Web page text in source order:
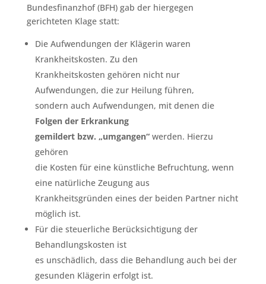
Bundesfinanzhof (BFH) gab der hiergegen
gerichteten Klage statt:
Die Aufwendungen der Klägerin waren
Krankheitskosten. Zu den
Krankheitskosten gehören nicht nur
Aufwendungen, die zur Heilung führen,
sondern auch Aufwendungen, mit denen die
Folgen der Erkrankung
gemildert bzw. „umgangen“werden. Hierzu
gehören
die Kosten für eine künstliche Befruchtung, wenn
eine natürliche Zeugung aus
Krankheitsgründen eines der beiden Partner nicht
möglich ist.
Für die steuerliche Berücksichtigung der
Behandlungskosten ist
es unschädlich, dass die Behandlung auch bei der
gesunden Klägerin erfolgt ist.